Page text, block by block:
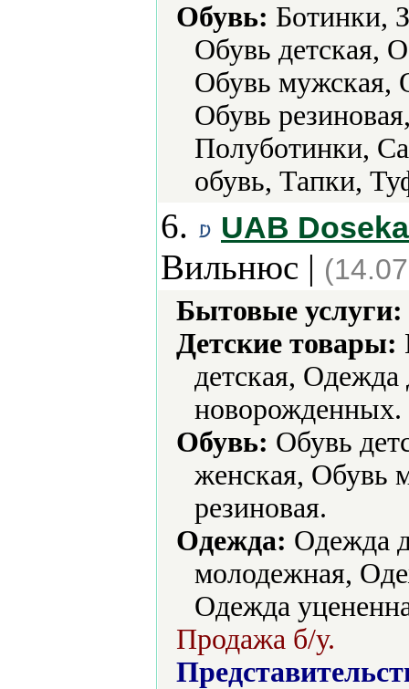
Обувь: Ботинки,
Обувь детская,
Обувь мужская,
Обувь
Полуботинки,
обувь, Тапки,
6. UAB
Вильнюс |
Бытовые услуги:
Детские товары:
детская,
новорожденных.
Обувь: Обувь
женская, Обувь
резиновая.
Одежда: Одежда
молодежная,
Одежда
Продажа б/у.